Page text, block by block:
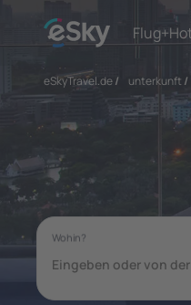
eSkyTravel.de/ unterkunft /